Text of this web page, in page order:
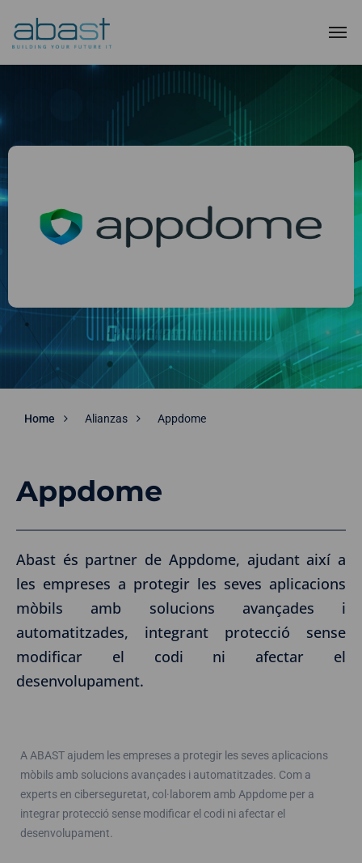
Home Alianzas Appdome
Appdome
Abast és partner de Appdome, ajudant així a
les empreses a protegir les seves aplicacions
mòbils amb solucions avançades i
automatitzades, integrant protecció sense
modificar el codi ni afectar el
desenvolupament.
A ABAST ajudem les empreses a protegir les seves aplicacions
mòbils amb solucions avançades i automatitzades. Com a
experts en ciberseguretat, col·laborem amb Appdome per a
integrar protecció sense modificar el codi ni afectar el
desenvolupament.